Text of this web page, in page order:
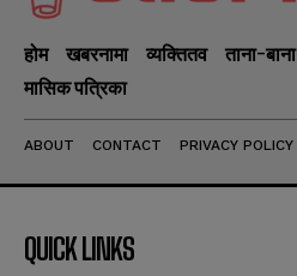
होम खबरनामा व्यक्तितव ताना-बाना
मासिक पत्रिका
ABOUT CONTACT PRIVACY POLICY
QUICK LINKS